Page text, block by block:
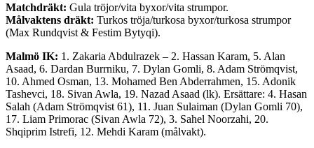
Matchdräkt: Gula tröjor/vita byxor/vita strumpor.
Målvaktens dräkt: Turkos tröja/turkosa byxor/turkosa strumpor
(Max Rundqvist & Festim Bytyqi).
Malmö IK: 1. Zakaria Abdulrazek – 2. Hassan Karam, 5. Alan
Asaad, 6. Dardan Burrniku, 7. Dylan Gomli, 8. Adam Strömqvist,
10. Ahmed Osman, 13. Mohamed Ben Abderrahmen, 15. Adonik
Tashevci, 18. Sivan Awla, 19. Nazad Asaad (lk). Ersättare: 4. Hasan
Salah (Adam Strömqvist 61), 11. Juan Sulaiman (Dylan Gomli 70),
17. Liam Primorac (Sivan Awla 72), 3. Sahel Noorzahi, 20.
Shqiprim Istrefi, 12. Mehdi Karam (målvakt).